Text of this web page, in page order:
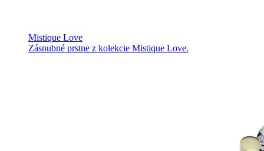
Mistique Love
Zásnubné prstne z kolekcie Mistique Love.